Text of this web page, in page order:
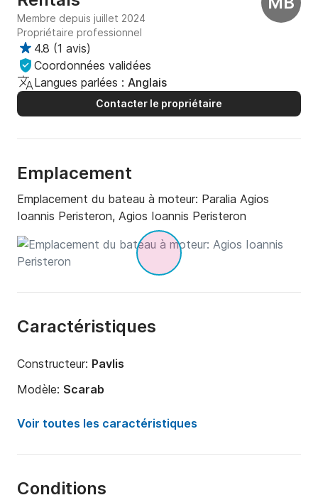
Membre depuis juillet 2024
Propriétaire professionnel
4.8 (1 avis)
Coordonnées validées
Langues parlées : Anglais
Contacter le propriétaire
Emplacement
Emplacement du bateau à moteur: Paralia Agios
Ioannis Peristeron, Agios Ioannis Peristeron
Caractéristiques
Constructeur: Pavlis
Modèle: Scarab
Puissance moteur:
350cv
Capacité à bord:
Voir toutes les caractéristiques
Conditions